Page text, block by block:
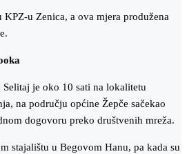
KPZ-u Zenica, a ova mjera produžena
je oko 10 sati na lokalitetu
na području općine Žepče sačekao
dogovoru preko društvenih mreža.
stajalištu u Begovom Hanu, pa kada su